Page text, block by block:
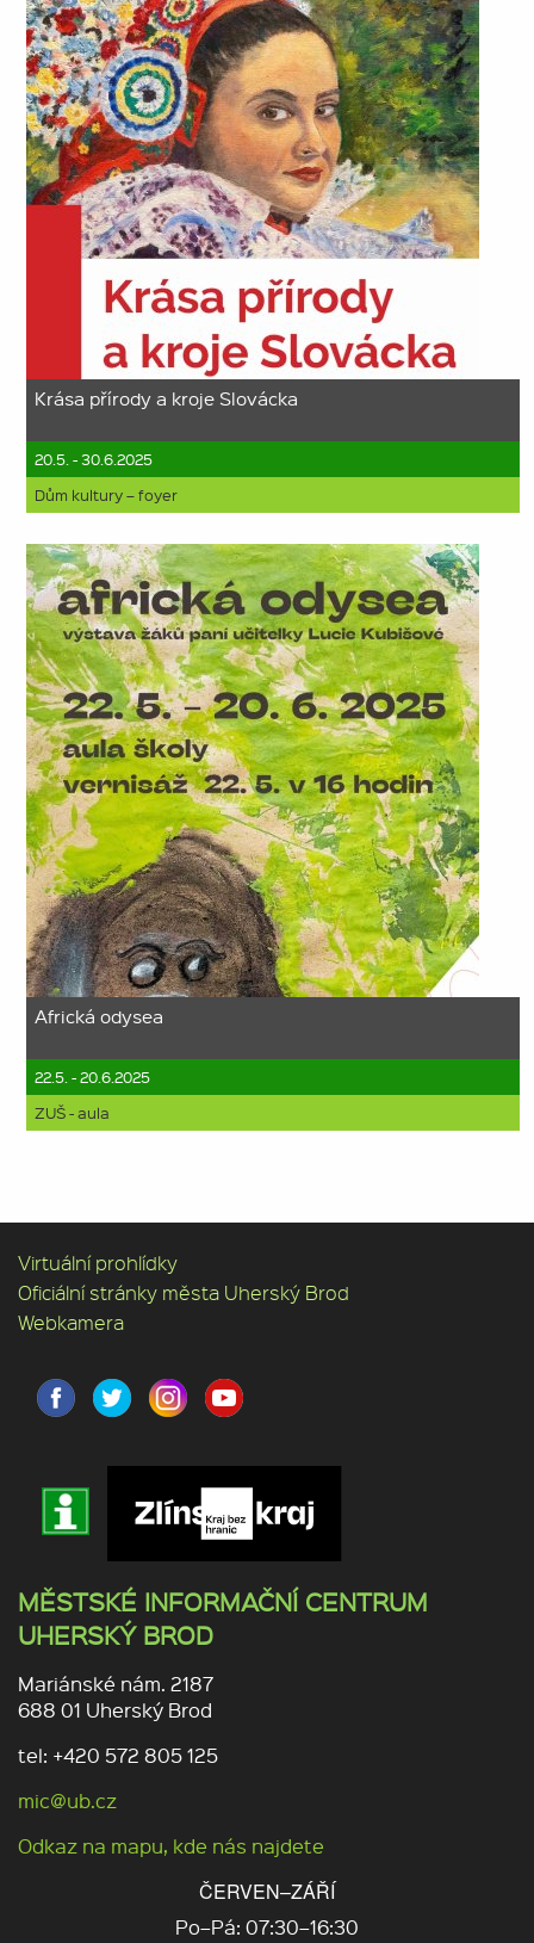
Krása přírody a kroje Slovácka
20.5. - 30.6.2025
Dům kultury – foyer
Africká odysea
22.5. - 20.6.2025
ZUŠ - aula
Virtuální prohlídky
Oficiální stránky města Uherský Brod
Webkamera
MĚSTSKÉ INFORMAČNÍ CENTRUM
UHERSKÝ BROD
Mariánské nám. 2187
688 01 Uherský Brod
tel: +420 572 805 125
mic@ub.cz
Odkaz na mapu, kde nás najdete
ČERVEN–ZÁŘÍ
Po–Pá: 07:30–16:30